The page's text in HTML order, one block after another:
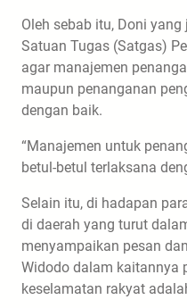
Oleh sebab itu, Doni
Satuan Tugas (Satgas)
agar manajemen
maupun penanganan
dengan baik.
“Manajemen untuk
betul-betul terlaksana
Selain itu, di hadapan
di daerah yang turut
menyampaikan pesan
Widodo dalam kaitannya
keselamatan rakyat